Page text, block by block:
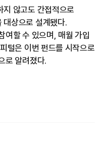
지 않고도 간접적으로
대상으로 설계됐다.
여할 수 있으며, 매월 가입
털은 이번 펀드를 시작으로
로 알려졌다.